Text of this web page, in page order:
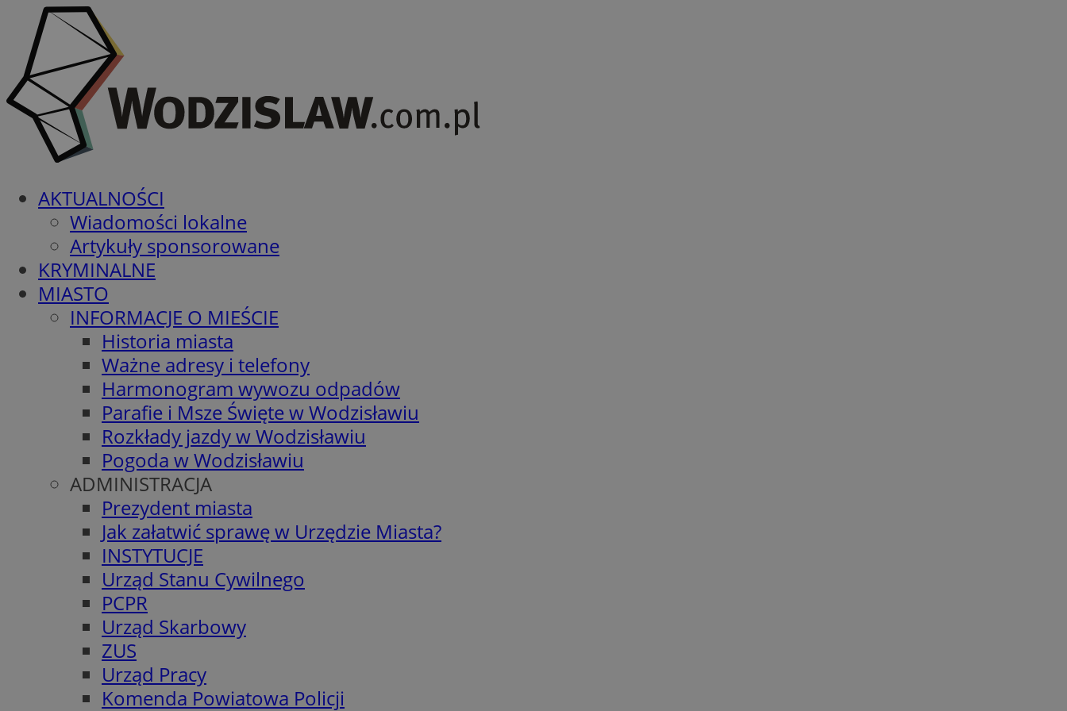
AKTUALNOŚCI
Wiadomości lokalne
Artykuły sponsorowane
KRYMINALNE
MIASTO
INFORMACJE O MIEŚCIE
Historia miasta
Ważne adresy i telefony
Harmonogram wywozu odpadów
Parafie i Msze Święte w Wodzisławiu
Rozkłady jazdy w Wodzisławiu
Pogoda w Wodzisławiu
ADMINISTRACJA
Prezydent miasta
Jak załatwić sprawę w Urzędzie Miasta?
INSTYTUCJE
Urząd Stanu Cywilnego
PCPR
Urząd Skarbowy
ZUS
Urząd Pracy
Komenda Powiatowa Policji